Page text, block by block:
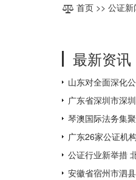
首页 >> 公证新
最新资讯
山东对全面深化
排部署
广东省深圳市深
月31日起对外办
琴澳国际法务集
广东26家公证机
公证，为全国数
公证行业新举措
不打烊
安徽省宿州市泗